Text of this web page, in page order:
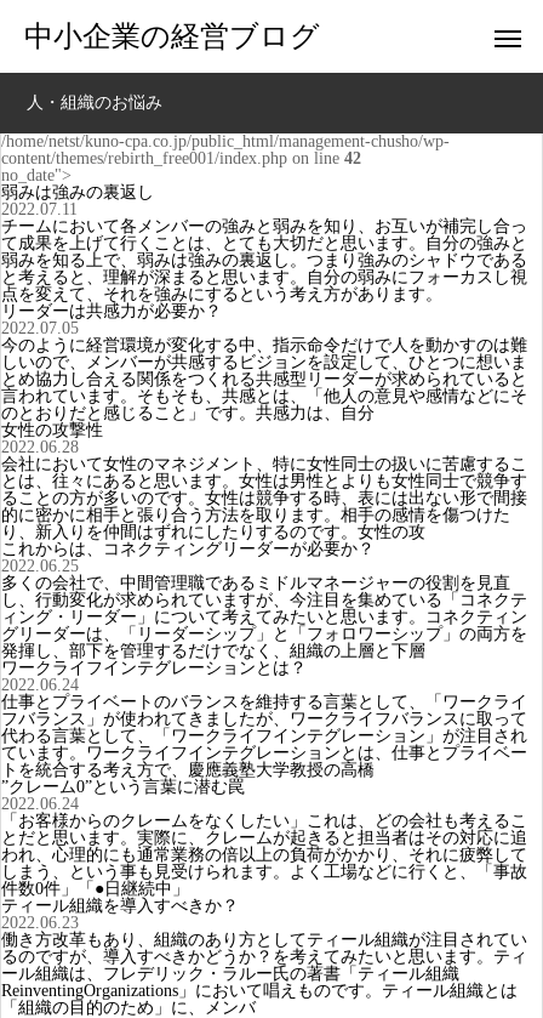
中小企業の経営ブログ
人・組織のお悩み
/home/netst/kuno-cpa.co.jp/public_html/management-chusho/wp-
content/themes/rebirth_free001/index.php on line 42
no_date">
弱みは強みの裏返し
2022.07.11
チームにおいて各メンバーの強みと弱みを知り、お互いが補完し合っ
て成果を上げて行くことは、とても大切だと思います。自分の強みと
弱みを知る上で、弱みは強みの裏返し。つまり強みのシャドウである
と考えると、理解が深まると思います。自分の弱みにフォーカスし視
点を変えて、それを強みにするという考え方があります。
リーダーは共感力が必要か？
2022.07.05
今のように経営環境が変化する中、指示命令だけで人を動かすのは難
しいので、メンバーが共感するビジョンを設定して、ひとつに想いま
とめ協力し合える関係をつくれる共感型リーダーが求められていると
言われています。そもそも、共感とは、「他人の意見や感情などにそ
のとおりだと感じること」です。共感力は、自分
女性の攻撃性
2022.06.28
会社において女性のマネジメント、特に女性同士の扱いに苦慮するこ
とは、往々にあると思います。女性は男性とよりも女性同士で競争す
ることの方が多いのです。女性は競争する時、表には出ない形で間接
的に密かに相手と張り合う方法を取ります。相手の感情を傷つけた
り、新入りを仲間はずれにしたりするのです。女性の攻
これからは、コネクティングリーダーが必要か？
2022.06.25
多くの会社で、中間管理職であるミドルマネージャーの役割を見直
し、行動変化が求められていますが、今注目を集めている「コネクテ
ィング・リーダー」について考えてみたいと思います。コネクティン
グリーダーは、「リーダーシップ」と「フォロワーシップ」の両方を
発揮し、部下を管理するだけでなく、組織の上層と下層
ワークライフインテグレーションとは？
2022.06.24
仕事とプライベートのバランスを維持する言葉として、「ワークライ
フバランス」が使われてきましたが、ワークライフバランスに取って
代わる言葉として、「ワークライフインテグレーション」が注目され
ています。ワークライフインテグレーションとは、仕事とプライベー
トを統合する考え方で、慶應義塾大学教授の高橋
”クレーム0”という言葉に潜む罠
2022.06.24
「お客様からのクレームをなくしたい」これは、どの会社も考えるこ
とだと思います。実際に、クレームが起きると担当者はその対応に追
われ、心理的にも通常業務の倍以上の負荷がかかり、それに疲弊して
しまう、という事も見受けられます。よく工場などに行くと、「事故
件数0件」「●日継続中」
ティール組織を導入すべきか？
2022.06.23
働き方改革もあり、組織のあり方としてティール組織が注目されてい
るのですが、導入すべきかどうか？を考えてみたいと思います。ティ
ール組織は、フレデリック・ラルー氏の著書「ティール組織
ReinventingOrganizations」において唱えものです。ティール組織とは
「組織の目的のため」に、メンバ